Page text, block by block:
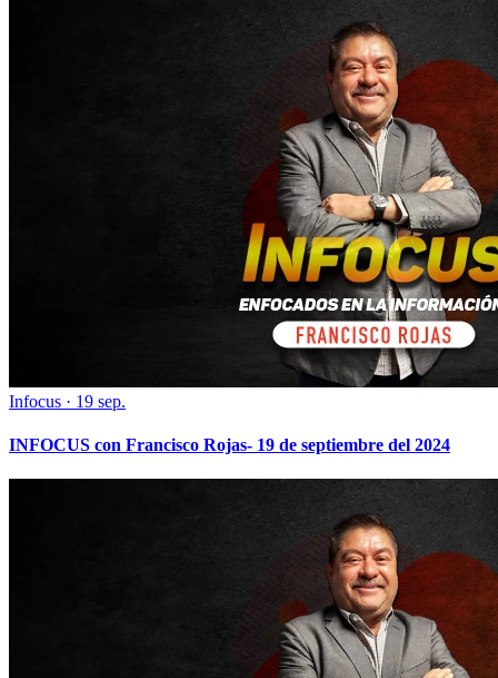
Infocus · 19 sep.
INFOCUS con Francisco Rojas- 19 de septiembre del 2024